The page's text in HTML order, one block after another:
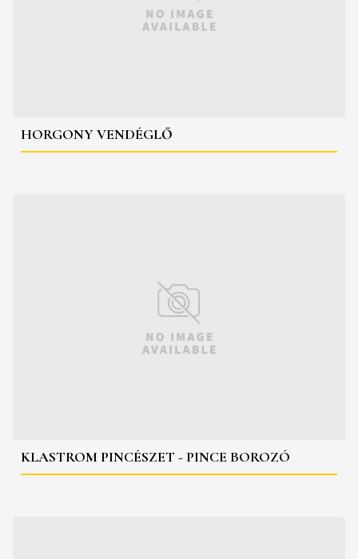
HORGONY VENDÉGLŐ
KLASTROM PINCÉSZET - PINCE BOROZÓ